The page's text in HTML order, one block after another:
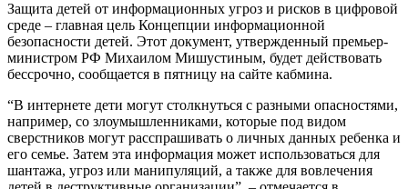
Защита детей от информационных угроз и рисков в цифровой
среде – главная цель Концепции информационной
безопасности детей. Этот документ, утвержденный премьер-
министром РФ Михаилом Мишустиным, будет действовать
бессрочно, сообщается в пятницу на сайте кабмина.
“В интернете дети могут столкнуться с разными опасностями,
например, со злоумышленниками, которые под видом
сверстников могут расспрашивать о личных данных ребенка и
его семье. Затем эта информация может использоваться для
шантажа, угроз или манипуляций, а также для вовлечения